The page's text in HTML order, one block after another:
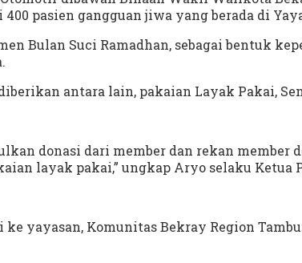
pasien gangguan jiwa yang berada di
Bulan Suci Ramadhan, sebagai bentuk
antara lain, pakaian Layak Pakai,
donasi dari member dan rekan member
layak pakai,” ungkap Aryo selaku Ketua
ke yayasan, Komunitas Bekray Region